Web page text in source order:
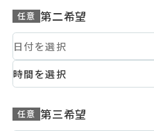
任意 第二希望
任意 第三希望